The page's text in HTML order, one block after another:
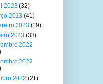
2023 (32)
2023 (41)
2023 (19)
2023 (33)
2022
2022
2022 (21)